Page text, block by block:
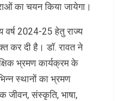
का चयन किया जायेगा।
वर्ष 2024-25 हेतु राज्य
कर दी है। डॉ. रावत ने
भ्रमण कार्यक्रम के
स्थानों का भ्रमण
जीवन, संस्कृति, भाषा,